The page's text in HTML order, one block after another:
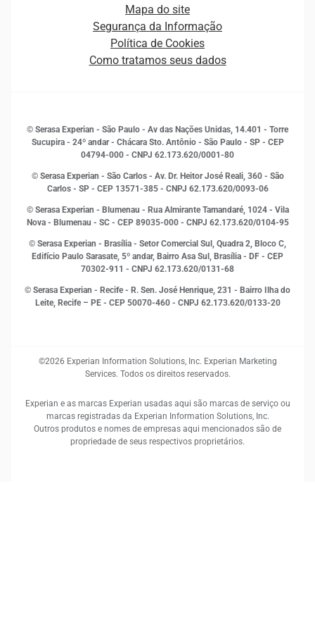
Empreendedorismo
Estudos e Pesquisas
Inovação e Tecnologia
Leis e impostos
Marketing
Open Finance
Proteção de Dados
Sustentabilidade Corporativa
Sala de Imprensa
Mapa do site
Segurança da Informação
Política de Cookies
Como tratamos seus dados
© Serasa Experian - São Paulo - Av das Nações Unidas, 14.401 - Torre
Sucupira - 24º andar - Chácara Sto. Antônio - São Paulo - SP - CEP
04794-000 - CNPJ 62.173.620/0001-80
© Serasa Experian - São Carlos - Av. Dr. Heitor José Reali, 360 - São
Carlos - SP - CEP 13571-385 - CNPJ 62.173.620/0093-06
© Serasa Experian - Blumenau - Rua Almirante Tamandaré, 1024 - Vila
Nova - Blumenau - SC - CEP 89035-000 - CNPJ 62.173.620/0104-95
© Serasa Experian - Brasília - Setor Comercial Sul, Quadra 2, Bloco C,
Edifício Paulo Sarasate, 5º andar, Bairro Asa Sul, Brasília - DF - CEP
70302-911 - CNPJ 62.173.620/0131-68
© Serasa Experian - Recife - R. Sen. José Henrique, 231 - Bairro Ilha do
Leite, Recife – PE - CEP 50070-460 - CNPJ 62.173.620/0133-20
©2026 Experian Information Solutions, Inc. Experian Marketing
Services. Todos os direitos reservados.
Experian e as marcas Experian usadas aqui são marcas de serviço ou
marcas registradas da Experian Information Solutions, Inc.
Outros produtos e nomes de empresas aqui mencionados são de
propriedade de seus respectivos proprietários.